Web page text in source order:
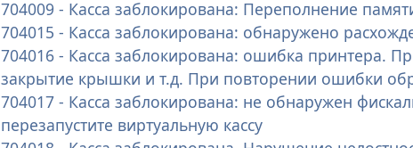
704009 - Касса заблокирована: Переполнение
704015 - Касса заблокирована: обнаружено
704016 - Касса заблокирована: ошибка принтера.
закрытие крышки и т.д. При повторении ошибки
704017 - Касса заблокирована: не обнаружен
перезапустите виртуальную кассу